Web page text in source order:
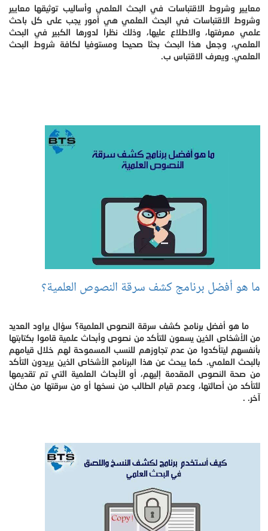
معايير وشروط الاقتباسات في البحث العلمي وأساليب توثيقها معايير
وشروط الاقتباسات في البحث العلمي هي أمور يجب على كل باحث
علمي معرفتها، والاطلاع عليها، وذلك نظرا لدورها الكبير في البحث
العلمي، وجعل هذا البحث بحثا صحيحا ومستوفيا لكافة شروط البحث
العلمي. ويعرف الاقتباس ب.
ما هو أفضل برنامج كشف سرقة النصوص العلمية؟
ما هو أفضل برنامج كشف سرقة النصوص العلمية؟ سؤال يراود العديد
من الأشخاص الذين يسعون للتأكد من نصوص وأبحاث علمية قاموا بكتابتها
بأنفسهم ليتأكدوا من عدم تجاوزهم للنسب المسموحة لهم خلال قيامهم
بالبحث العلمي. كما يبحث عن هذا البرنامج الأشخاص الذين يريدون التأكد
من صحة النصوص المقدمة إليهم، أو الأبحاث العلمية التي تم تقديمها
للتأكد من أصالتها، وعدم قيام الطالب من نسخها أو من سرقتها من مكان
آخر. .